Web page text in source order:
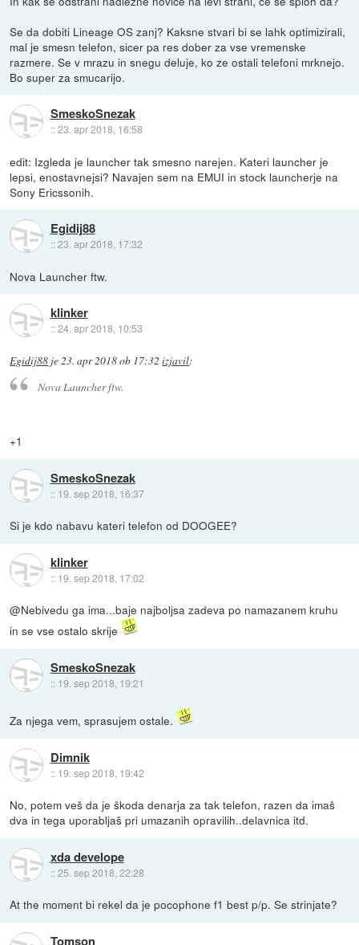
Se da dobiti Lineage OS zanj? Kaksne stvari bi se lahk optimizirali,
mal je smesn telefon, sicer pa res dober za vse vremenske
razmere. Se v mrazu in snegu deluje, ko ze ostali telefoni mrknejo.
Bo super za smucarijo.
SmeskoSnezak
::23. apr 2018, 16:58
edit: Izgleda je launcher tak smesno narejen. Kateri launcher je
lepsi, enostavnejsi? Navajen sem na EMUI in stock launcherje na
Sony Ericssonih.
Egidij88
::23. apr 2018, 17:32
Nova Launcher ftw.
klinker
::24. apr 2018, 10:53
Egidij88 je23. apr 2018 ob 17:32 izjavil:
Nova Launcher ftw.
+1
SmeskoSnezak
:: 19. sep 2018, 16:37
Si je kdo nabavu kateri telefon od DOOGEE?
klinker
:: 19. sep 2018, 17:02
@Nebivedu ga ima...baje najboljsa zadeva po namazanem kruhu
in se vse ostalo skrije
SmeskoSnezak
:: 19. sep 2018, 19:21
Za njega vem, sprasujem ostale.
Dimnik
:: 19. sep 2018, 19:42
No, potem veš da je škoda denarja za tak telefon, razen da imaš
dva in tega uporabljaš pri umazanih opravilih..delavnica itd.
xda develope
::25. sep 2018, 22:28
At the moment bi rekel da je pocophone f1 best p/p. Se strinjate?
Tomson